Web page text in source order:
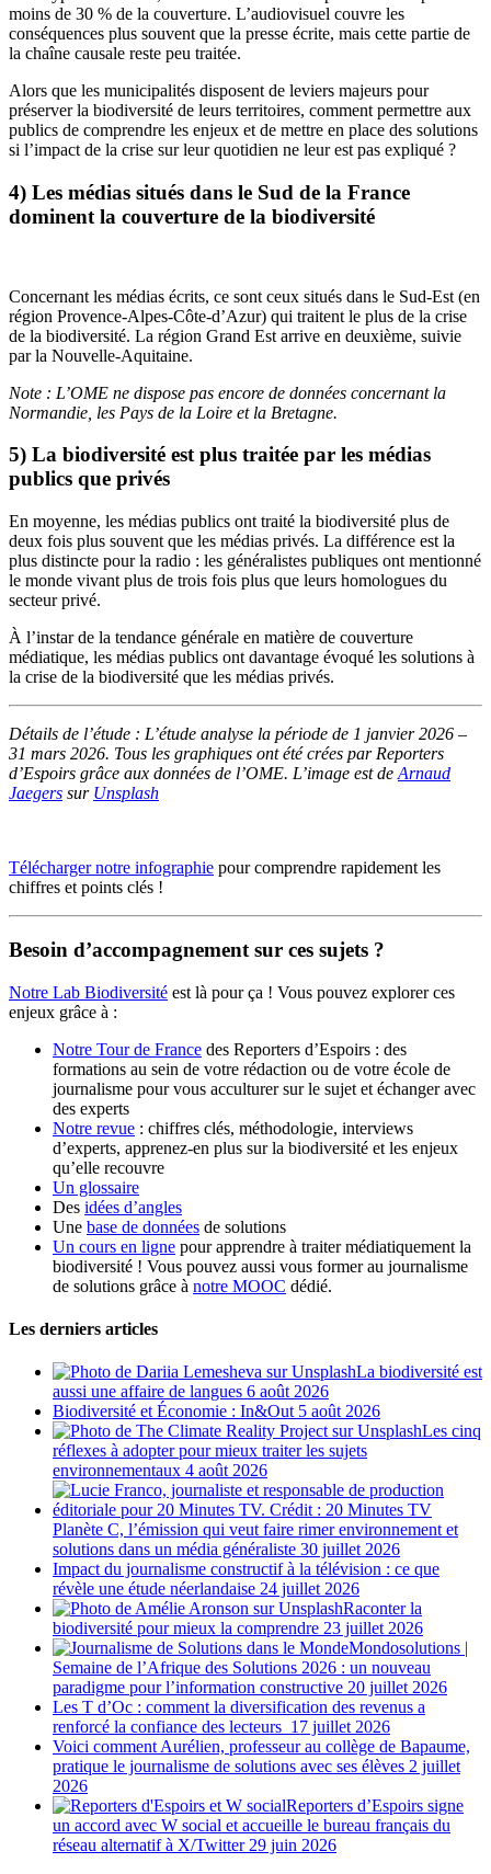
moins de 30 % de la couverture. L’audiovisuel couvre les
conséquences plus souvent que la presse écrite, mais cette partie de
la chaîne causale reste peu traitée.
Alors que les municipalités disposent de leviers majeurs pour
préserver la biodiversité de leurs territoires, comment permettre aux
publics de comprendre les enjeux et de mettre en place des solutions
si l’impact de la crise sur leur quotidien ne leur est pas expliqué ?
4) Les médias situés dans le Sud de la France
dominent la couverture de la biodiversité
Concernant les médias écrits, ce sont ceux situés dans le Sud-Est (en
région Provence-Alpes-Côte-d’Azur) qui traitent le plus de la crise
de la biodiversité. La région Grand Est arrive en deuxième, suivie
par la Nouvelle-Aquitaine.
Note : L’OME ne dispose pas encore de données concernant la
Normandie, les Pays de la Loire et la Bretagne.
5) La biodiversité est plus traitée par les médias
publics que privés
En moyenne, les médias publics ont traité la biodiversité plus de
deux fois plus souvent que les médias privés. La différence est la
plus distincte pour la radio : les généralistes publiques ont mentionné
le monde vivant plus de trois fois plus que leurs homologues du
secteur privé.
À l’instar de la tendance générale en matière de couverture
médiatique, les médias publics ont davantage évoqué les solutions à
la crise de la biodiversité que les médias privés.
Détails de l’étude : L’étude analyse la période de 1 janvier 2026 –
31 mars 2026. Tous les graphiques ont été crées par Reporters
d’Espoirs grâce aux données de l’OME. L’image est de Arnaud
Jaegers sur Unsplash
Télécharger notre infographie pour comprendre rapidement les
chiffres et points clés !
Besoin d’accompagnement sur ces sujets ?
Notre Lab Biodiversité est là pour ça ! Vous pouvez explorer ces
enjeux grâce à :
Notre Tour de France des Reporters d’Espoirs : des
formations au sein de votre rédaction ou de votre école de
journalisme pour vous acculturer sur le sujet et échanger avec
des experts
Notre revue : chiffres clés, méthodologie, interviews
d’experts, apprenez-en plus sur la biodiversité et les enjeux
qu’elle recouvre
Un glossaire
Des idées d’angles
Une base de données de solutions
Un cours en ligne pour apprendre à traiter médiatiquement la
biodiversité ! Vous pouvez aussi vous former au journalisme
de solutions grâce à notre MOOC dédié.
Les derniers articles
La biodiversité est
aussi une affaire de langues 6 août 2026
Biodiversité et Économie : In&Out 5 août 2026
Les cinq
réflexes à adopter pour mieux traiter les sujets
environnementaux 4 août 2026
Planète C, l’émission qui veut faire rimer environnement et
solutions dans un média généraliste 30 juillet 2026
Impact du journalisme constructif à la télévision : ce que
révèle une étude néerlandaise 24 juillet 2026
Raconter la
biodiversité pour mieux la comprendre 23 juillet 2026
Mondosolutions |
Semaine de l’Afrique des Solutions 2026 : un nouveau
paradigme pour l’information constructive 20 juillet 2026
Les T d’Oc : comment la diversification des revenus a
renforcé la confiance des lecteurs 17 juillet 2026
Voici comment Aurélien, professeur au collège de Bapaume,
pratique le journalisme de solutions avec ses élèves 2 juillet
2026
Reporters d’Espoirs signe
un accord avec W social et accueille le bureau français du
réseau alternatif à X/Twitter 29 juin 2026